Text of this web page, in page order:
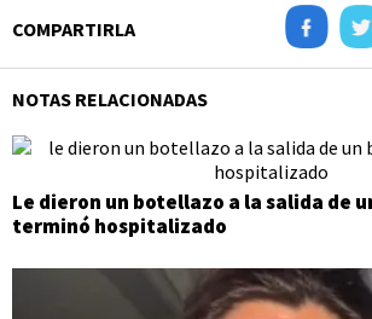
COMPARTIRLA
NOTAS RELACIONADAS
Le dieron un botellazo a la salida de
terminó hospitalizado